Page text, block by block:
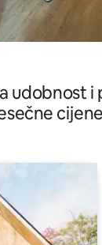
udobnost i
cijene